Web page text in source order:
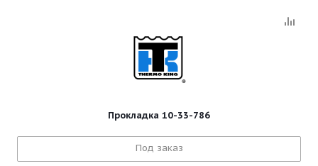
Прокладка 10-33-786
Под заказ